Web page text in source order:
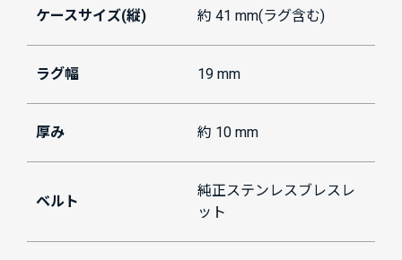
ケースサイズ(縦) 約 41 mm(ラグ含む)
ラグ幅 19 mm
厚み 約 10 mm
ベルト
純正ステンレスブレスレ
ット